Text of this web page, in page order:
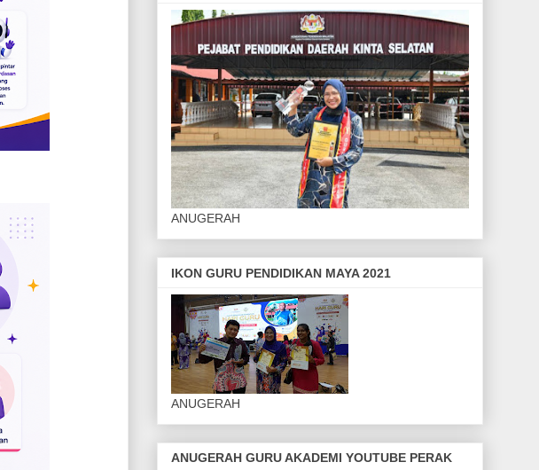
ANUGERAH
IKON GURU PENDIDIKAN MAYA 2021
ANUGERAH
ANUGERAH GURU AKADEMI YOUTUBE PERAK